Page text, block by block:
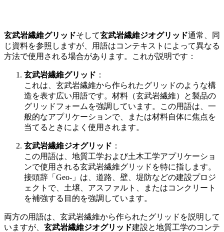
玄武岩繊維グリッドそして玄武岩繊維ジオグリッド通常、同
じ資料を参照しますが、用語はコンテキストによって異なる
方法で使用される場合があります。これが説明です：
玄武岩繊維グリッド ：
これは、玄武岩繊維から作られたグリッドのような構
造を表す広い用語です。材料（玄武岩繊維）と製品の
グリッドフォームを強調しています。この用語は、一
般的なアプリケーションで、または材料自体に焦点を
当てるときによく使用されます。
玄武岩繊維ジオグリッド ：
この用語は、地質工学および土木工学アプリケーショ
ンで使用される玄武岩繊維グリッドを特に指します。
接頭辞「Geo-」は、道路、壁、堤防などの建設プロジ
ェクトで、土壌、アスファルト、またはコンクリート
を補強する目的を強調しています。
両方の用語は、玄武岩繊維から作られたグリッドを説明して
いますが、 玄武岩繊維ジオグリッド建設と地質工学のコンテ